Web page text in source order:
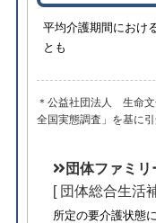
平均介護期間におけ
とも
＊公益社団法人 生命文
全国実態調査」を基に
団体ファミ
[ 団体総合生活
所定の要介護状態